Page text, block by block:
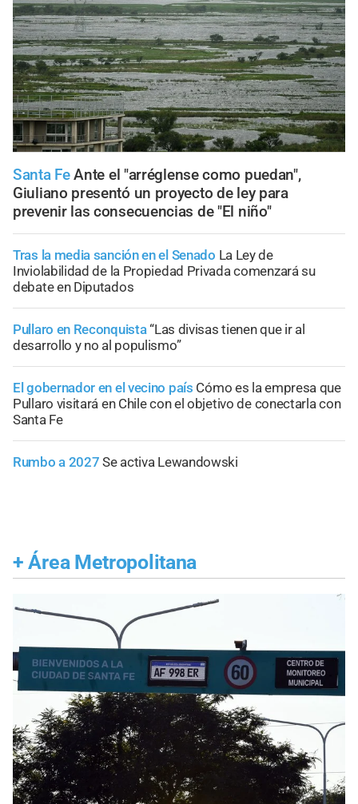
Santa Fe Ante el "arréglense como puedan",
Giuliano presentó un proyecto de ley para
prevenir las consecuencias de "El niño"
Tras la media sanción en el Senado La Ley de
Inviolabilidad de la Propiedad Privada comenzará su
debate en Diputados
Pullaro en Reconquista“Las divisas tienen que ir al
desarrollo y no al populismo”
El gobernador en el vecino país Cómo es la empresa que
Pullaro visitará en Chile con el objetivo de conectarla con
Santa Fe
Rumbo a 2027 Se activa Lewandowski
+ Área Metropolitana